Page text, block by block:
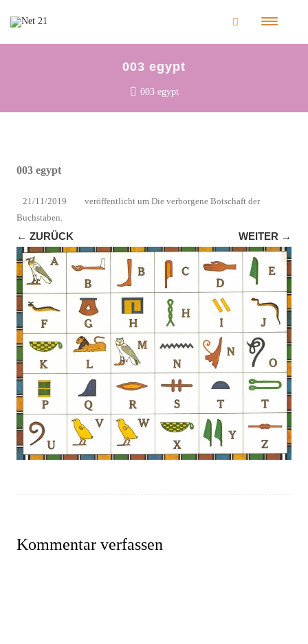
003 egypt
003 egypt
003 egypt
veröffentlicht
21/11/2019 um Die verborgene Botschaft der
Buchstaben.
← ZURÜCK WEITER →
Kommentar verfassen